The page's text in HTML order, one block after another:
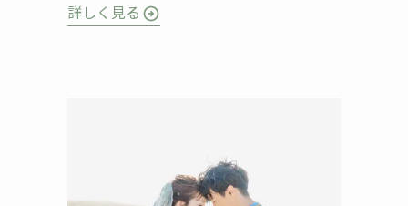
詳しく見る arrow_circle_right